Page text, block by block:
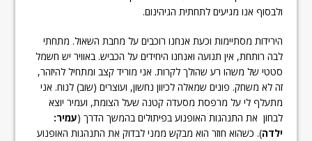
ולבסוף אנו מגיעים לתחתית הגיהינום.
הירידות מסתיימות וכעת אנחנו רוכבים על מחבת השאול. מתחתי
לבה רותחת, אין תנועה ואנחנו היחידים על הכביש. באוויר יש חשמל
סטטי של משהו רע שהולך לקרות. אני מוריד קצב ומתחיל להיזהר,
זה לא משחק. פונים שמאלה לכיוון נחשון, ועוצרים (שוב) לנוח. אני
מתעלף לי על מרפסת מסעדה קטנה שעל הצומת, ועמיר יוצא
לבחון את התנהגות האופנוע בפיתולים בהמשך הדרך (עמיר:
ילדה). כשהוא חוזר הוא מבקש ממני לבדוק את התנהגות האופנוע